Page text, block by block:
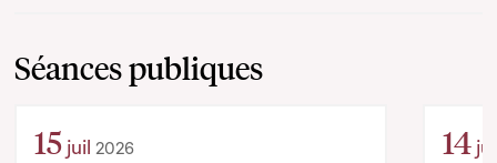
Séances publiques
15 juil 2026 14